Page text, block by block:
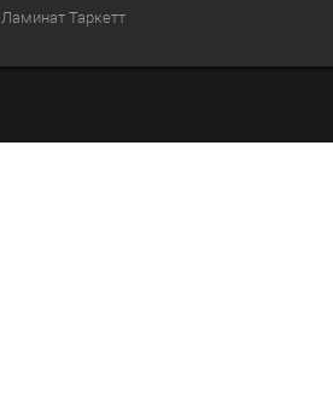
Ламинат Таркетт